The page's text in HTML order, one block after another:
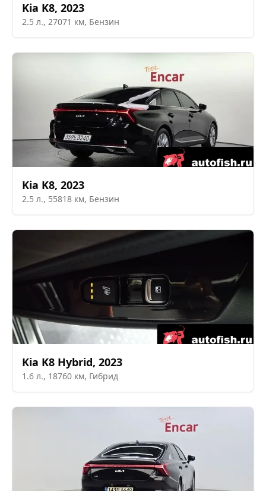
Kia K8, 2023
2.5 л., 27071 км, Бензин
Kia K8, 2023
2.5 л., 55818 км, Бензин
Kia K8 Hybrid, 2023
1.6 л., 18760 км, Гибрид